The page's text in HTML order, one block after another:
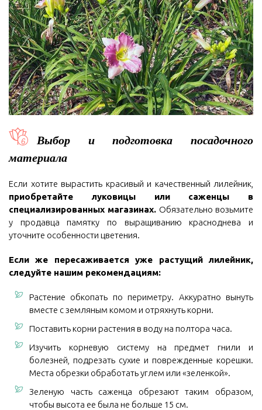
Выбор и подготовка посадочного
материала
Если хотите вырастить красивый и качественный лилейник,
приобретайте луковицы или саженцы в
специализированных магазинах. Обязательно возьмите
у продавца памятку по выращиванию красноднева и
уточните особенности цветения.
Если же пересаживается уже растущий лилейник,
следуйте нашим рекомендациям:
Растение обкопать по периметру. Аккуратно вынуть
вместе с земляным комом и отряхнуть корни.
Поставить корни растения в воду на полтора часа.
Изучить корневую систему на предмет гнили и
болезней, подрезать сухие и поврежденные корешки.
Места обрезки обработать углем или «зеленкой».
Зеленую часть саженца обрезают таким образом,
чтобы высота ее была не больше 15 см.